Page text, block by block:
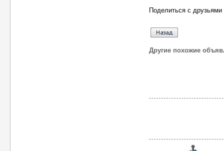
Поделиться с
Другие похожие